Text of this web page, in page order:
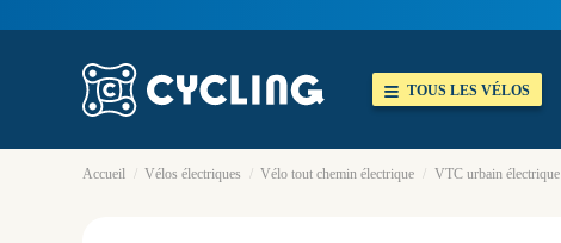
TOUS LES VÉLOS
Accueil Vélos électriques Vélo tout chemin électrique VTC urbain électrique